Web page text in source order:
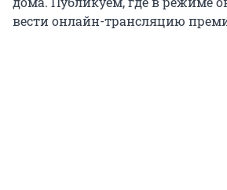
вести онлайн-трансляцию